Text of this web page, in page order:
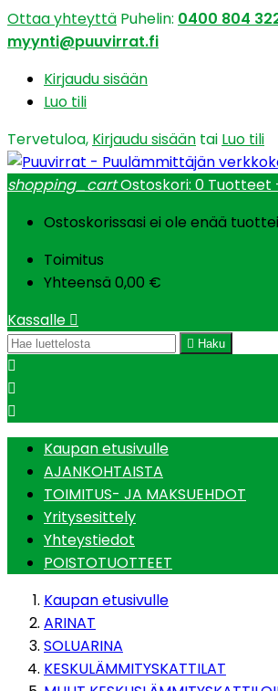
Ottaa yhteyttä Puhelin: 0400 804
myynti@puuvirrat.fi
Kirjaudu sisään
Luo tili
Tervetuloa, Kirjaudu sisään tai Luo tili
shopping_cartOstoskori: 0 Tuotteet
Ostoskorissasi ei ole enää
Toimitus
Yhteensä 0,00 €
Kassalle 
 Haku



Kaupan etusivulle
AJANKOHTAISTA
TOIMITUS- JA MAKSUEHDOT
Yritysesittely
Yhteystiedot
POISTOTUOTTEET
Kaupan etusivulle
ARINAT
SOLUARINA
KESKULÄMMITYSKATTILAT